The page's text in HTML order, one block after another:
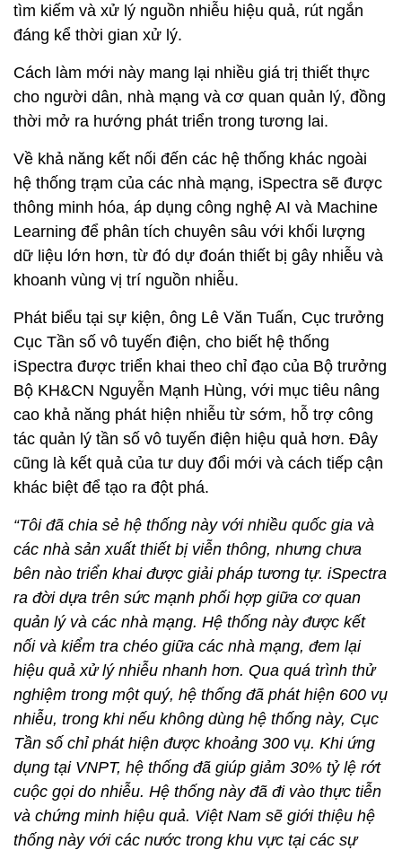
tìm kiếm và xử lý nguồn nhiễu hiệu quả, rút ngắn
đáng kể thời gian xử lý.
Cách làm mới này mang lại nhiều giá trị thiết thực
cho người dân, nhà mạng và cơ quan quản lý, đồng
thời mở ra hướng phát triển trong tương lai.
Về khả năng kết nối đến các hệ thống khác ngoài
hệ thống trạm của các nhà mạng, iSpectra sẽ được
thông minh hóa, áp dụng công nghệ AI và Machine
Learning để phân tích chuyên sâu với khối lượng
dữ liệu lớn hơn, từ đó dự đoán thiết bị gây nhiễu và
khoanh vùng vị trí nguồn nhiễu.
Phát biểu tại sự kiện, ông Lê Văn Tuấn, Cục trưởng
Cục Tần số vô tuyến điện, cho biết hệ thống
iSpectra được triển khai theo chỉ đạo của Bộ trưởng
Bộ KH&CN Nguyễn Mạnh Hùng, với mục tiêu nâng
cao khả năng phát hiện nhiễu từ sớm, hỗ trợ công
tác quản lý tần số vô tuyến điện hiệu quả hơn. Đây
cũng là kết quả của tư duy đổi mới và cách tiếp cận
khác biệt để tạo ra đột phá.
“Tôi đã chia sẻ hệ thống này với nhiều quốc gia và
các nhà sản xuất thiết bị viễn thông, nhưng chưa
bên nào triển khai được giải pháp tương tự. iSpectra
ra đời dựa trên sức mạnh phối hợp giữa cơ quan
quản lý và các nhà mạng. Hệ thống này được kết
nối và kiểm tra chéo giữa các nhà mạng, đem lại
hiệu quả xử lý nhiễu nhanh hơn. Qua quá trình thử
nghiệm trong một quý, hệ thống đã phát hiện 600 vụ
nhiễu, trong khi nếu không dùng hệ thống này, Cục
Tần số chỉ phát hiện được khoảng 300 vụ. Khi ứng
dụng tại VNPT, hệ thống đã giúp giảm 30% tỷ lệ rớt
cuộc gọi do nhiễu. Hệ thống này đã đi vào thực tiễn
và chứng minh hiệu quả. Việt Nam sẽ giới thiệu hệ
thống này với các nước trong khu vực tại các sự